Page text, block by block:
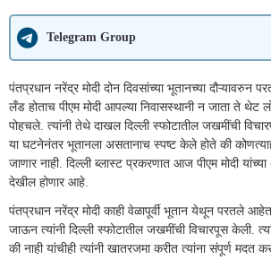
Telegram Group
पंतप्रधान नरेंद्र मोदी दोन दिवसांच्या भूतानच्या दौऱ्यावरुन
लँड होताच पीएम मोदी आपल्या निवासस्थानी न जाता ते थेट
पोहचले. त्यांनी तेथे दाखल दिल्ली स्फोटातील जखमींची
या घटनेनंतर भूतानला असतानाच स्पष्ट केले होते की
जाणार नाही. दिल्ली ब्लास्ट प्रकरणात आज पीएम मोदी
देखील होणार आहे.
पंतप्रधान नरेंद्र मोदी काही वेळापूर्वी भूतान येथून परतले
जाऊन त्यांनी दिल्ली स्फोटातील जखमींची विचारपूस केली.
की नाही यांचीही त्यांनी खातरजमा करीत त्यांना संपूर्ण मदत